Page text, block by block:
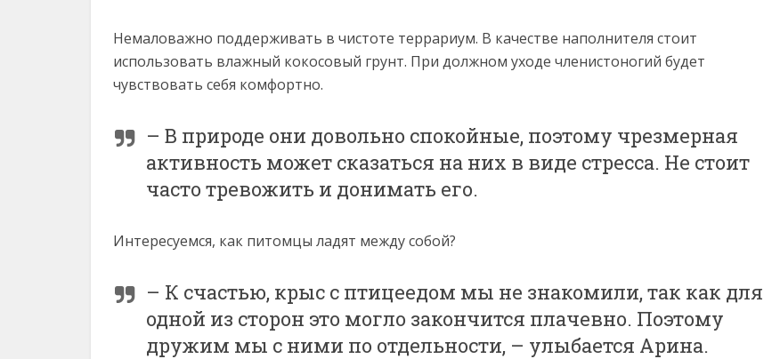
Немаловажно поддерживать в чистоте террариум. В качестве наполнителя стоит
использовать влажный кокосовый грунт. При должном уходе членистоногий будет
чувствовать себя комфортно.
– В природе они довольно спокойные, поэтому чрезмерная
активность может сказаться на них в виде стресса. Не стоит
часто тревожить и донимать его.
Интересуемся, как питомцы ладят между собой?
– К счастью, крыс с птицеедом мы не знакомили, так как для
одной из сторон это могло закончится плачевно. Поэтому
дружим мы с ними по отдельности, – улыбается Арина.